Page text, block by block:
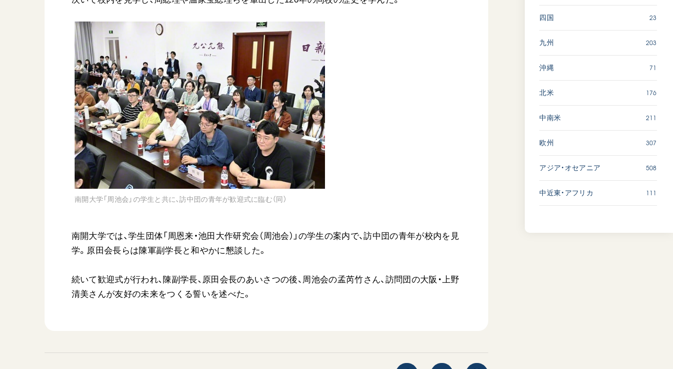
南開大学「周池会」の学生と共に、訪中団の青年が歓迎式に臨む（同）
南開大学では、学生団体「周恩来・池田大作研究会（周池会）」の学生の案内で、訪中団の青年が校内を見
学。原田会長らは陳軍副学長と和やかに懇談した。
続いて歓迎式が行われ、陳副学長、原田会長のあいさつの後、周池会の孟芮竹さん、訪問団の大阪・上野
清美さんが友好の未来をつくる誓いを述べた。
四国 23
九州 203
沖縄 71
北米 176
中南米 211
欧州 307
アジア・オセアニア 508
中近東・アフリカ 111